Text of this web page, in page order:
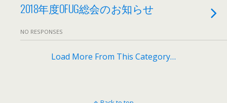
2018年度OFUG総会のお知らせ
NO RESPONSES
Load More From This Category…